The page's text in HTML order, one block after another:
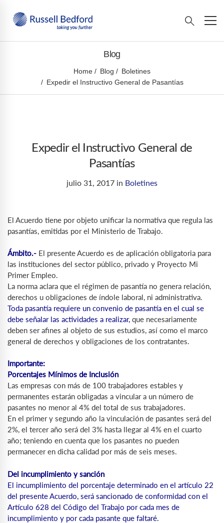
Blog
Home Blog
Boletines
Expedir el Instructivo General de Pasantías
Expedir el Instructivo General de
Pasantías
julio 31, 2017 in Boletines
El Acuerdo tiene por objeto unificar la normativa que regula las
pasantías, emitidas por el Ministerio de Trabajo.
Ámbito.- El presente Acuerdo es de aplicación obligatoria para
las instituciones del sector público, privado y Proyecto Mi
Primer Empleo.
La norma aclara que el régimen de pasantía no genera relación,
derechos u obligaciones de índole laboral, ni administrativa.
Toda pasantía requiere un convenio de pasantía en el cual se
debe señalar las actividades a realizar, que necesariamente
deben ser afines al objeto de sus estudios, así como el marco
general de derechos y obligaciones de los contratantes.
Importante:
Porcentajes Mínimos de Inclusión
Las empresas con más de 100 trabajadores estables y
permanentes estarán obligadas a vincular a un número de
pasantes no menor al 4% del total de sus trabajadores.
En el primer y segundo año la vinculación de pasantes será del
2%, el tercer año será del 3% hasta llegar al 4% en el cuarto
año; teniendo en cuenta que los pasantes no pueden
permanecer en dicha calidad por más de seis meses.
Del incumplimiento y sanción
El incumplimiento del porcentaje determinado en el artículo 22
del presente Acuerdo, será sancionado de conformidad con el
Artículo 628 del Código del Trabajo por cada mes de
incumplimiento y por cada pasante que faltaré.